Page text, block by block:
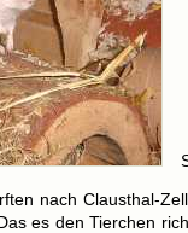
nach Clausthal-
es den Tierchen